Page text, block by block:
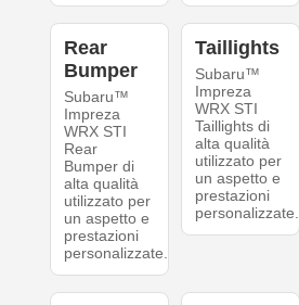
Rear
Bumper
Subaru™
Impreza
WRX STI
Rear
Bumper di
alta qualità
utilizzato per
un aspetto e
prestazioni
personalizzate.
Taillights
Subaru™
Impreza
WRX STI
Taillights di
alta qualità
utilizzato per
un aspetto e
prestazioni
personalizzate.